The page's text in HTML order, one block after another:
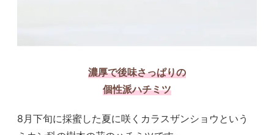
濃厚で後味さっぱりの
個性派ハチミツ
8月下旬に採蜜した夏に咲くカラスザンショウという